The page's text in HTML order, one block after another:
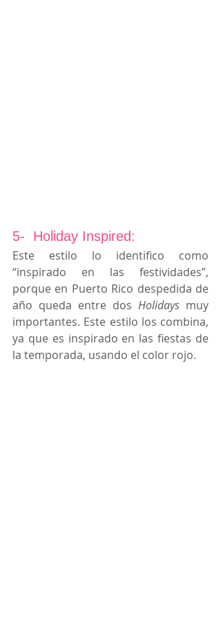
5-  Holiday Inspired:
Este estilo lo identifico como
“inspirado en las festividades”,
porque en Puerto Rico despedida de
año queda entre dos Holidays muy
importantes. Este estilo los combina,
ya que es inspirado en las fiestas de
la temporada, usando el color rojo.